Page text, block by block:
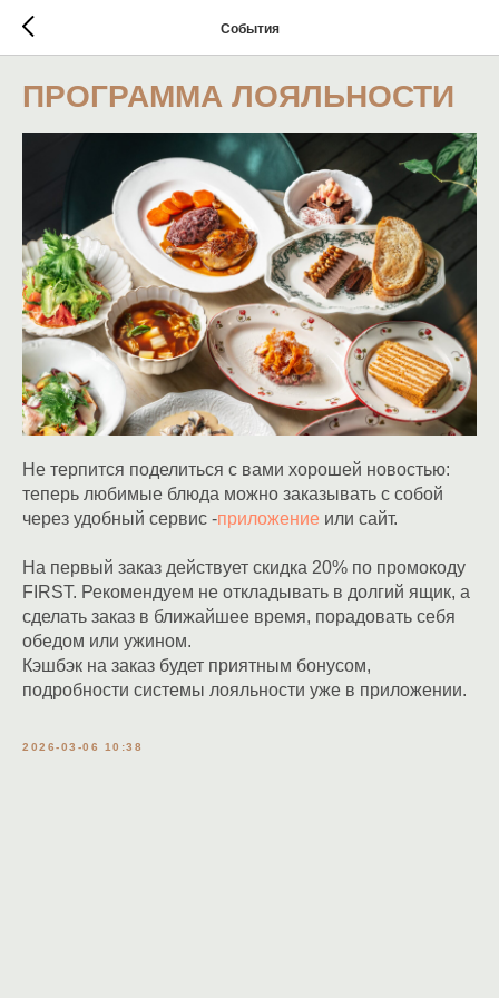
События
ПРОГРАММА ЛОЯЛЬНОСТИ
Не терпится поделиться с вами хорошей новостью:
теперь любимые блюда можно заказывать с собой
через удобный сервис -приложение или сайт.
На первый заказ действует скидка 20% по промокоду
FIRST. Рекомендуем не откладывать в долгий ящик, а
сделать заказ в ближайшее время, порадовать себя
обедом или ужином.
Кэшбэк на заказ будет приятным бонусом,
подробности системы лояльности уже в приложении.
2026-03-06 10:38